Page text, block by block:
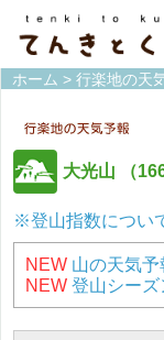
ホーム > 行楽地の天
大光山 （
※登山指数につい
NEW 山の天気予
NEW 登山シーズ